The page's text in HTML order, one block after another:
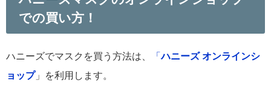
での買い方！
ハニーズでマスクを買う方法は、 「 ハニーズ オンラインシ
ョップ」を利用します。